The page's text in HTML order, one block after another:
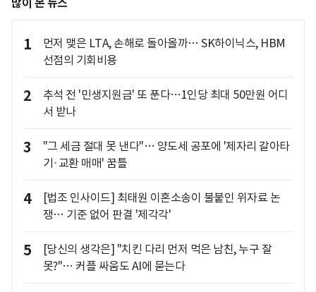
많이 본 뉴스
1
먼저 맺은 LTA, 손해로 돌아올까… SK하이닉스, HBM
선점의 기회비용
2
추석 전 '민생지원금' 또 푼다…1인당 최대 50만원 어디
서 받나
3
"그 세금 절대 못 낸다"… 양도세 공포에 '제자리 갈아타
기·교환 매매' 꿈틀
4
[법조 인사이드] 최태원 이혼소송이 불붙인 위자료 논
쟁… 기준 없어 판결 '제각각'
5
[당신의 생각은] "치킨 다리 먼저 먹은 남친, 누구 잘
못?"… 커플 싸움도 AI에 묻는다